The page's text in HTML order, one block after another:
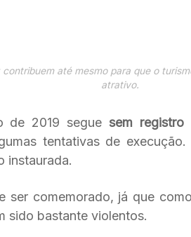
contribuem até mesmo para que o
atrativo.
de 2019 segue sem registro
tentativas de
instaurada.
ser comemorado, já que
sido bastante violentos.